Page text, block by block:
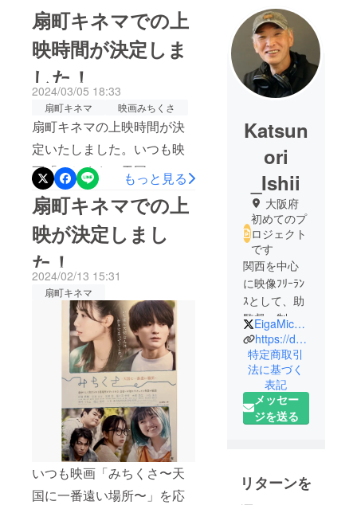
扇町キネマでの上
映時間が決定しま
した！
2024/03/05 18:33
扇町キネマ 映画みちくさ
扇町キネマの上映時間が決
定いたしました。いつも映
画「みちくさ〜天国に一番
遠い場所〜」を応援してい
ただき、本当にありがとう
ございます。次回上映、扇
町キネマでの上映時間が決
定いたしましたのでお知ら
せいたします。上映スケ
ジュール3月★29日（金）
16:40～★30日（土）16:40
～★31日（日）17:00～★上
映後舞台挨拶、サイン会あ
り石井克典監督、他ゲスト
ありチケットのご予約は3月
22日（金）12時からとなり
ます。どうぞスケジュール
もっと見る
扇町キネマでの上
映が決定しまし
た！
2024/02/13 15:31
扇町キネマ
いつも映画「みちくさ〜天
国に一番遠い場所〜」を応
Katsun
ori
_Ishii
大阪府
初めてのプ
ロジェクト
です
関西を中心
に映像ﾌﾘｰﾗﾝ
ｽとして、助
監督、制作
スタッフ
等、映画の
スタッフと
して活動し
ている。
2017年 渡
EigaMichikusa
https://dtcinema.com/
特定商取引
法に基づく
表記
メッセー
ジを送る
リターンを